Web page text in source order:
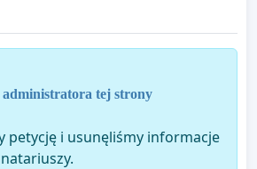
administratora tej strony
petycję i usunęliśmy informacje